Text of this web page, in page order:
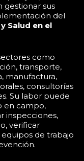
gestionar sus
del
Salud en el
como
transporte,
manufactura,
consultorías
Su labor puede
en campo,
inspecciones,
verificar
de trabajo